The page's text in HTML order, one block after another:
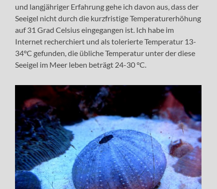
und langjähriger Erfahrung gehe ich davon aus, dass der
Seeigel nicht durch die kurzfristige Temperaturerhöhung
auf 31 Grad Celsius eingegangen ist. Ich habe im
Internet recherchiert und als tolerierte Temperatur 13-
34°C gefunden, die übliche Temperatur unter der diese
Seeigel im Meer leben beträgt 24-30 °C.